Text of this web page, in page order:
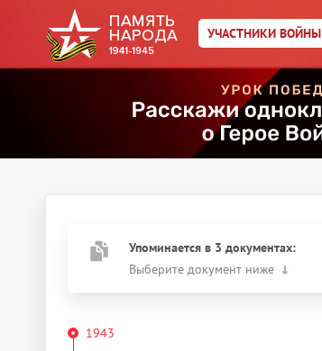
УЧАСТНИКИ ВОЙНЫ
Участники войны/
Шарипов Обит
__.__.1904
Упоминается в 3 документах:
Выберите документ ниже
1943